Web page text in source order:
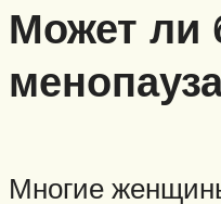
Может ли
Многие